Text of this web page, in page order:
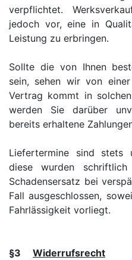
verpflichtet.
jedoch vor, eine in
Leistung zu erbringen.
Sollte die von Ihnen
sein, sehen wir von
Vertrag kommt in
werden Sie darüber
bereits erhaltene
Liefertermine sind stets
diese wurden
Schadensersatz bei
Fall ausgeschlossen,
Fahrlässigkeit vorliegt.
§3
Widerrufsrecht